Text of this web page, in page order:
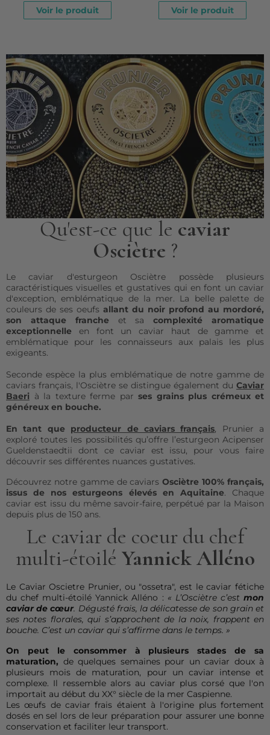
Voir le produit Voir le produit
Qu'est-ce que le caviar
Osciètre ?
Le caviar d'esturgeon Osciètre possède plusieurs
caractéristiques visuelles et gustatives qui en font un caviar
d'exception, emblématique de la mer. La belle palette de
couleurs de ses oeufs allant du noir profond au mordoré,
son attaque francheet sacomplexité aromatique
exceptionnelle en font un caviar haut de gamme et
emblématique pour les connaisseurs aux palais les plus
exigeants.
Seconde espèce la plus emblématique de notre gamme de
caviars français, l'Osciètre se distingue également du Caviar
Baeri à la texture ferme par ses grains plus crémeux et
généreux en bouche.
En tant que producteur de caviars français, Prunier a
exploré toutes les possibilités qu’offre l’esturgeon Acipenser
Gueldenstaedtii dont ce caviar est issu, pour vous faire
découvrir ses différentes nuances gustatives.
Découvrez notre gamme de caviarsOsciètre 100% français,
issus de nos esturgeons élevés en Aquitaine. Chaque
caviar est issu du même savoir-faire, perpétué par la Maison
depuis plus de 150 ans.
Le caviar de coeur du chef
multi-étoilé Yannick Alléno
Le Caviar Oscietre Prunier, ou "ossetra", est le caviar fétiche
du chef multi-étoilé Yannick Alléno : « L’Osciètre c’estmon
caviar de cœur. Dégusté frais, la délicatesse de son grain et
ses notes florales, qui s’approchent de la noix, frappent en
bouche. C’est un caviar qui s’affirme dans le temps. »
On peut le consommer à plusieurs stades de sa
maturation, de quelques semaines pour un caviar doux à
plusieurs mois de maturation, pour un caviar intense et
complexe. Il ressemble alors au caviar plus corsé que l'on
importait au début du XX° siècle de la mer Caspienne.
Les œufs de caviar frais étaient à l'origine plus fortement
dosés en sel lors de leur préparation pour assurer une bonne
conservation et faciliter leur transport.